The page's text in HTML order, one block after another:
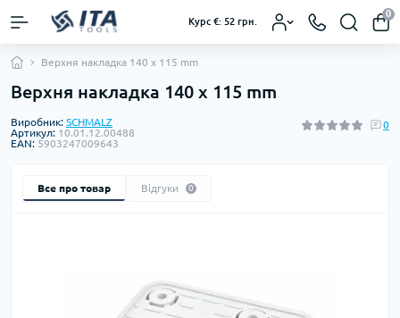
Курс €: 52 грн.
0
Верхня накладка 140 x 115 mm
Верхня накладка 140 x 115 mm
Виробник: SCHMALZ
Артикул: 10.01.12.00488
EAN: 5903247009643
0
Все про товар Відгуки 0